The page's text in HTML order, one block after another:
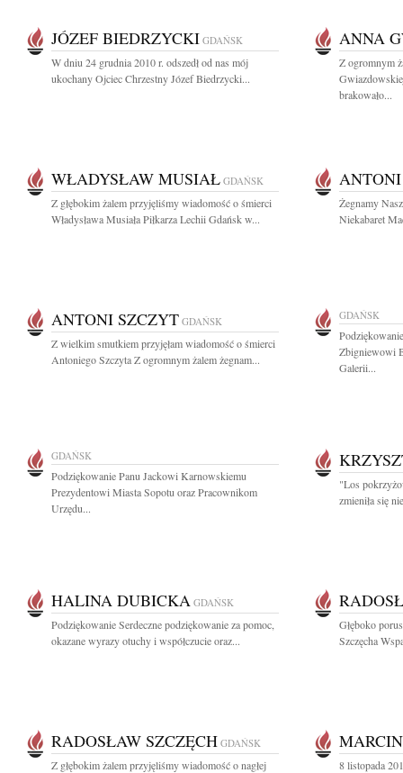
JÓZEF BIEDRZYCKI GDAŃSK
W dniu 24 grudnia 2010 r. odszedł od nas mój
ukochany Ojciec Chrzestny Józef Biedrzycki...
ANNA
Z ogromnym
brakowało...
WŁADYSŁAW MUSIAŁ GDAŃSK
Z głębokim żalem przyjęliśmy wiadomość o śmierci
Władysława Musiała Piłkarza Lechii Gdańsk w...
Żegnamy
Niekabaret
ANTONI SZCZYT GDAŃSK
Z wielkim smutkiem przyjęłam wiadomość o śmierci
Antoniego Szczyta Z ogromnym żalem żegnam...
GDAŃSK
Zbigniewowi
Galerii...
GDAŃSK
Podziękowanie Panu Jackowi Karnowskiemu
Prezydentowi Miasta Sopotu oraz Pracownikom
Urzędu...
"Los
zmieniła się
HALINA DUBICKA GDAŃSK
Podziękowanie Serdeczne podziękowanie za pomoc,
okazane wyrazy otuchy i współczucie oraz...
Głęboko
Szczęcha
RADOSŁAW SZCZĘCH GDAŃSK
Z głębokim żalem przyjęliśmy wiadomość o nagłej
8 listopada